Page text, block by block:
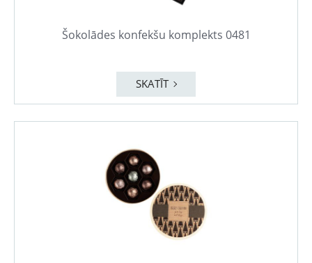
Šokolādes konfekšu komplekts 0481
SKATĪT